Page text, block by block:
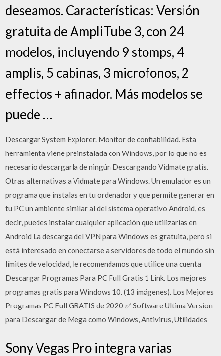
deseamos. Características: Versión
gratuita de AmpliTube 3, con 24
modelos, incluyendo 9 stomps, 4
amplis, 5 cabinas, 3 microfonos, 2
effectos + afinador. Más modelos se
puede …
Descargar System Explorer. Monitor de confiabilidad. Esta
herramienta viene preinstalada con Windows, por lo que no es
necesario descargarla de ningún Descargando Vidmate gratis.
Otras alternativas a Vidmate para Windows. Un emulador es un
programa que instalas en tu ordenador y que permite generar en
tu PC un ambiente similar al del sistema operativo Android, es
decir, puedes instalar cualquier aplicación que utilizarías en
Android La descarga del VPN para Windows es gratuita, pero si
está interesado en conectarse a servidores de todo el mundo sin
límites de velocidad, le recomendamos que utilice una cuenta
Descargar Programas Para PC Full Gratis 1 Link. Los mejores
programas gratis para Windows 10. (13 imágenes). Los Mejores
Programas PC Full GRATIS de 2020 ✅ Software Ultima Version
para Descargar de Mega como Windows, Antivirus, Utilidades
Sony Vegas Pro integra varias